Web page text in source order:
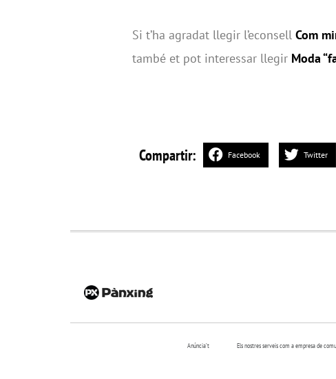
Si t’ha agradat llegir l’econsell Com
també et pot interessar llegir Moda
Compartir: Facebook Twitter
Anúncia’t Els nostres serveis com a empresa de